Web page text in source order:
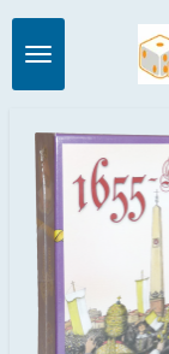
Ga
direct
naar
de